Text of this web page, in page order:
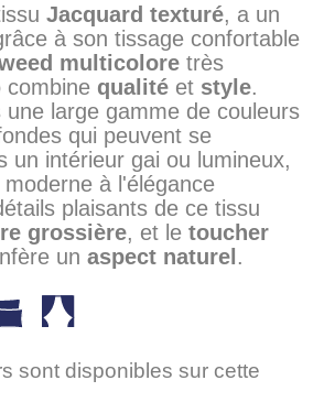
Jacquard texturé, a un
à son tissage confortable
multicolore très
combine qualité et style.
une large gamme de couleurs
qui peuvent se
un intérieur gai ou lumineux,
à l'élégance
plaisants de ce tissu
grossière, et le toucher
un aspect naturel .
sont disponibles sur cette